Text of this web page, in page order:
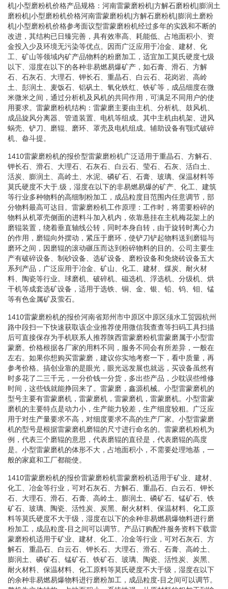
机|小型磨粉机价格产品规格：河南雷蒙磨粉机|方解石磨粉机|膨润土
磨粉机|小型磨粉机价格河南雷蒙磨粉机|方解石磨粉机|膨润土磨粉
机|小型磨粉机价格参考面议型雷蒙磨粉机经过多年的实践和不断的
改进，其结构已日臻完善，具有效率高、耗能低、占地面积小、资
金投入少及环境无污染等优点。因而广泛应用于冶金、建材、化
工、矿山等领域内矿产品物料的粉磨加工，适宜加工莫氏硬度七级
以下、湿度在以下的各种非易燃易爆矿产，如石膏、滑石、方解
石、石灰石、大理石、钾长石、重晶石、白云石、花岗岩、高岭
土、彭润土、麦饭石、铝矾土、氧化铁红、铁矿等，成品细度在微
米微米之间，通过分析机及风机的共同作用，可满足不同用户的使
用要求。雷蒙磨粉机结构：雷蒙磨主要由主机、分析机、鼓风机、
成品旋风分离器、管道装置、电机等组成。其中主机由机架、进风
蜗壳、铲刀、磨辊、磨环、罩壳及电机组成。辅助设备有颚式破碎
机、畚斗提。
1410雷蒙磨粉机的报价型雷蒙磨粉机广泛适用于重晶石、方解石、
钾长石、滑石、大理石、石灰石、白云石、莹石、石灰、活白土、
活炭、膨润土、高岭土、水泥、磷矿石、石膏、玻璃、保温材料等
莫氏硬度不大于.级，湿度在以下的非易燃易爆的矿产、化工、建筑
等行业多种物料的高细制粉加工，成品粒度目范围内任意调节，部
分物料最高可达目。雷蒙磨粉机工作原理：工作时，将需要粉碎的
物料从机罩壳侧面的进料斗加入机内，依靠悬挂在主机梅花架上的
磨辊装置，绕着垂直轴线公转，同时本身自转，由于旋转时离心力
的作用，磨辊向外摆动，紧压于磨环，使铲刀铲起物料送到磨辊与
磨环之间，因磨辊的滚动碾压而达到粉碎物料的目的。公司主要生
产有破碎设备、制砂设备、选矿设备、磨粉设备和免烧砖设备五大
系列产品，广泛应用于冶金、矿山、化工、建材、煤炭、耐火材
料、陶瓷等行业。球磨机、破碎机、磁选机、浮选机、分级机、烘
干机等成套选矿设备，适用于选铁、铜、金、银、铅、钨、钼、锰
等有色金属矿及萤石。
1410雷蒙磨粉机的报价河南省郑州市中原区中原区须水工贸园杭州
路中段扫一下快速获取该企业推荐使用微信我查查等扫码工具扫描
后可直接保存为手机联系人推荐陕西雷蒙磨粉机雷蒙磨属于小型雷
蒙磨。价格根据各厂家的用料不同，服务不同会有所差异，一般在
左右。如果你想购买雷蒙磨，建议你实地考察一下，看中质量，再
参考价格。搞创业靠的是眼光，眼光远发展也就远，买设备虽然有
时多花了二三千元，一分价钱一分货，多出些产品，少耽误些维修
时间，这些钱就能挣回来了。雷蒙磨，鑫源机械。小型雷蒙磨机的
型号主要有雷蒙磨机，雷蒙磨机，雷蒙磨机，雷蒙磨机。小型雷蒙
磨机的主要特点是动力小，生产能力较差，生产细度较粗。广泛应
用于对生产量要求不高，对细度要求不高的生产厂家。小型雷蒙磨
机的型号是根据雷蒙磨机磨辊的尺寸进行命名的。雷蒙磨机粉机为
例，代表三个磨辊的意思，代表磨辊的直径是，代表磨辊的高度
是。小型雷蒙磨机的体形不大，占地面积小，不需要处理地基，一
般的家庭和工厂都能使。
1410雷蒙磨粉机的报价雷蒙磨粉机雷蒙磨粉机适用于矿业、建材、
化工、冶金等行业，可对石灰石、方解石、重晶石、白云石、钾长
石、大理石、滑石、石膏、高岭土、膨润土、磷矿石、锰矿石、铁
矿石、玻璃、陶瓷、活性炭、炭黑、耐火材料、保温材料、化工原
料等莫氏硬度不大于级，湿度在以下的余种非易燃易爆物料进行磨
粉加工，成品粒度-目之间可以调节。产品订购配件服务资料下载雷
蒙磨粉机适用于矿业、建材、化工、冶金等行业，可对石灰石、方
解石、重晶石、白云石、钾长石、大理石、滑石、石膏、高岭土、
膨润土、磷矿石、锰矿石、铁矿石、玻璃、陶瓷、活性炭、炭黑、
耐火材料、保温材料、化工原料等莫氏硬度不大于级，湿度在以下
的余种非易燃易爆物料进行磨粉加工，成品粒度-目之间可以调节。